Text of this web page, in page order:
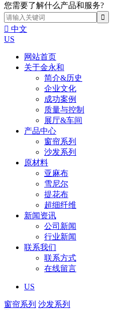
您需要了解什么产品和服务?
 中文
US
网站首页
关于金永和
简介&历史
企业文化
成功案例
质量与控制
展厅&车间
产品中心
窗帘系列
沙发系列
原材料
亚麻布
雪尼尔
提花布
超细纤维
新闻资讯
公司新闻
行业新闻
联系我们
联系方式
在线留言
US
窗帘系列 沙发系列